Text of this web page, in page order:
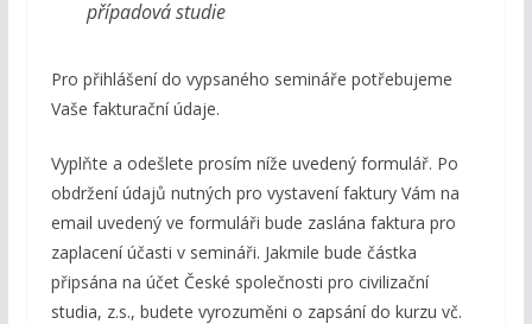
případová studie
Pro přihlášení do vypsaného semináře potřebujeme
Vaše fakturační údaje.
Vyplňte a odešlete prosím níže uvedený formulář. Po
obdržení údajů nutných pro vystavení faktury Vám na
email uvedený ve formuláři bude zaslána faktura pro
zaplacení účasti v semináři. Jakmile bude částka
připsána na účet České společnosti pro civilizační
studia, z.s., budete vyrozuměni o zapsání do kurzu vč.